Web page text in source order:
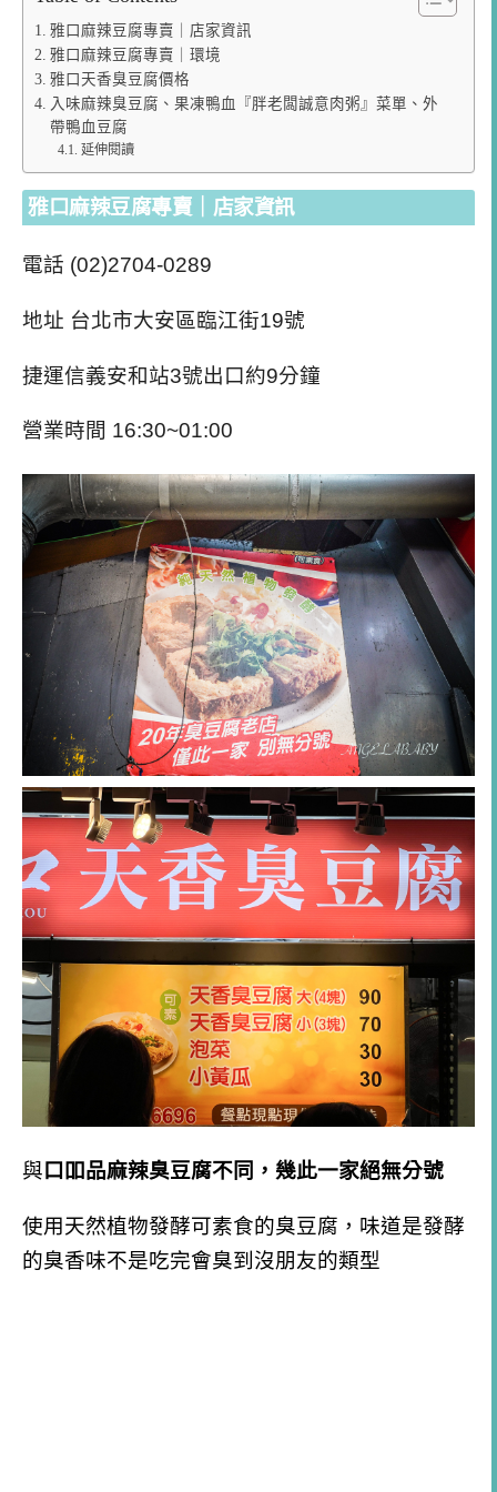
雅口麻辣豆腐專賣｜店家資訊
雅口麻辣豆腐專賣｜環境
雅口天香臭豆腐價格
入味麻辣臭豆腐、果凍鴨血『胖老闆誠意肉粥』菜單、外
帶鴨血豆腐
延伸閱讀
雅口麻辣豆腐專賣｜店家資訊
電話 (02)2704-0289
地址 台北市大安區臨江街19號
捷運信義安和站3號出口約9分鐘
營業時間 16:30~01:00
與口吅品麻辣臭豆腐不同，幾此一家絕無分號
使用天然植物發酵可素食的臭豆腐，味道是發酵
的臭香味不是吃完會臭到沒朋友的類型